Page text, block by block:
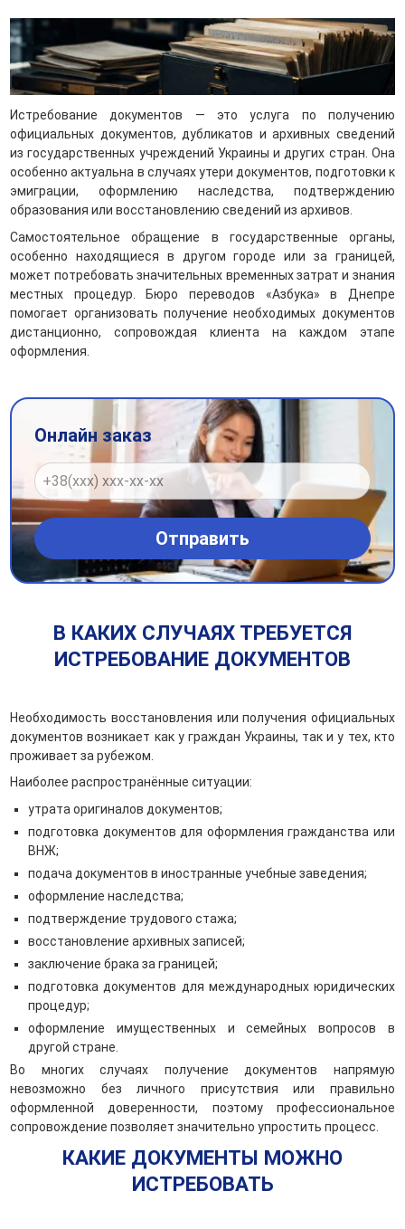
Истребование документов — это услуга по получению
официальных документов, дубликатов и архивных сведений
из государственных учреждений Украины и других стран. Она
особенно актуальна в случаях утери документов, подготовки к
эмиграции, оформлению наследства, подтверждению
образования или восстановлению сведений из архивов.
Самостоятельное обращение в государственные органы,
особенно находящиеся в другом городе или за границей,
может потребовать значительных временных затрат и знания
местных процедур. Бюро переводов «Азбука» в Днепре
помогает организовать получение необходимых документов
дистанционно, сопровождая клиента на каждом этапе
оформления.
Онлайн заказ
В КАКИХ СЛУЧАЯХ ТРЕБУЕТСЯ
ИСТРЕБОВАНИЕ ДОКУМЕНТОВ
Необходимость восстановления или получения официальных
документов возникает как у граждан Украины, так и у тех, кто
проживает за рубежом.
Наиболее распространённые ситуации:
утрата оригиналов документов;
подготовка документов для оформления гражданства или
ВНЖ;
подача документов в иностранные учебные заведения;
оформление наследства;
подтверждение трудового стажа;
восстановление архивных записей;
заключение брака за границей;
подготовка документов для международных юридических
процедур;
оформление имущественных и семейных вопросов в
другой стране.
Во многих случаях получение документов напрямую
невозможно без личного присутствия или правильно
оформленной доверенности, поэтому профессиональное
сопровождение позволяет значительно упростить процесс.
КАКИЕ ДОКУМЕНТЫ МОЖНО
ИСТРЕБОВАТЬ